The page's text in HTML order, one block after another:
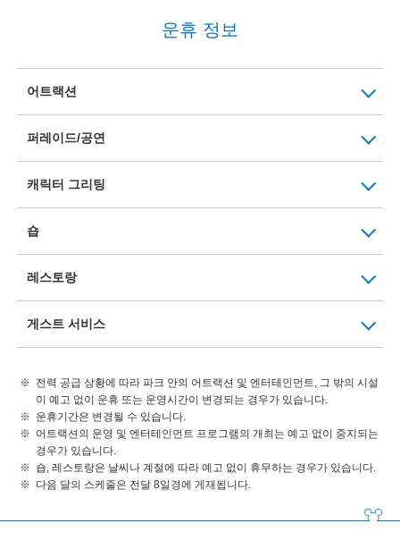
운휴 정보
어트랙션
퍼레이드/공연
캐릭터 그리팅
숍
레스토랑
게스트 서비스
전력 공급 상황에 따라 파크 안의 어트랙션 및 엔터테인먼트, 그 밖의 시설
이 예고 없이 운휴 또는 운영시간이 변경되는 경우가 있습니다.
운휴기간은 변경될 수 있습니다.
어트랙션의 운영 및 엔터테인먼트 프로그램의 개최는 예고 없이 중지되는
경우가 있습니다.
숍, 레스토랑은 날씨나 계절에 따라 예고 없이 휴무하는 경우가 있습니다.
다음 달의 스케줄은 전달 8일경에 게재됩니다.